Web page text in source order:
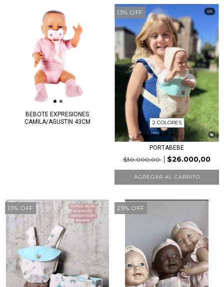
BEBOTE EXPRESIONES
CAMILA/AGUSTIN 43CM
13% OFF
2 COLORES
PORTABEBE
$30.000,00 $26.000,00
AGREGAR AL CARRITO
13% OFF 29% OFF